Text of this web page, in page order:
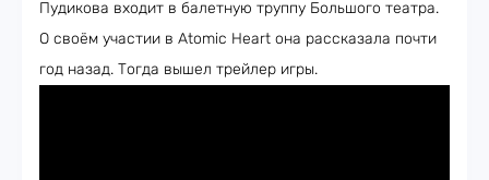
Пудикова входит в балетную труппу Большого театра.
О своём участии в Atomic Heart она рассказала почти
год назад. Тогда вышел трейлер игры.